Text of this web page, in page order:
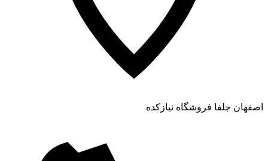
اصفهان جلفا فروشگاه نیازکده